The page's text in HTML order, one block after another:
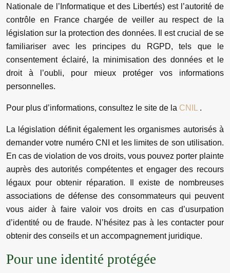
Nationale de l’Informatique et des Libertés) est l’autorité de
contrôle en France chargée de veiller au respect de la
législation sur la protection des données. Il est crucial de se
familiariser avec les principes du RGPD, tels que le
consentement éclairé, la minimisation des données et le
droit à l’oubli, pour mieux protéger vos informations
personnelles.
Pour plus d’informations, consultez le site de la CNIL .
La législation définit également les organismes autorisés à
demander votre numéro CNI et les limites de son utilisation.
En cas de violation de vos droits, vous pouvez porter plainte
auprès des autorités compétentes et engager des recours
légaux pour obtenir réparation. Il existe de nombreuses
associations de défense des consommateurs qui peuvent
vous aider à faire valoir vos droits en cas d’usurpation
d’identité ou de fraude. N’hésitez pas à les contacter pour
obtenir des conseils et un accompagnement juridique.
Pour une identité protégée